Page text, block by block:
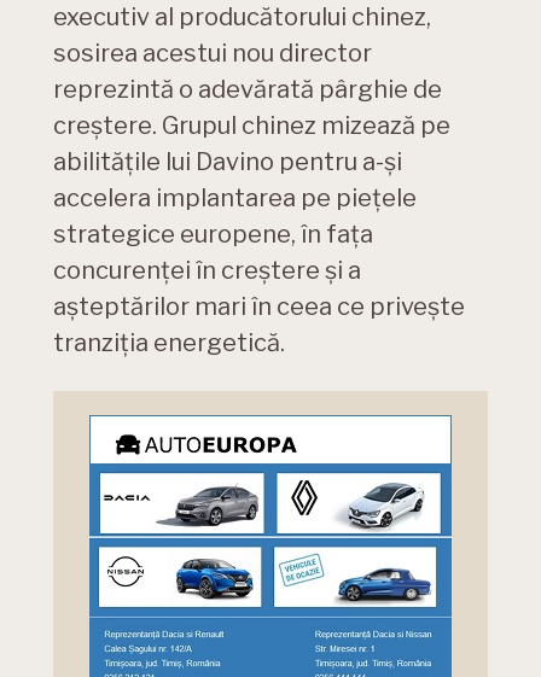
executiv al producătorului chinez,
sosirea acestui nou director
reprezintă o adevărată pârghie de
creștere. Grupul chinez mizează pe
abilitățile lui Davino pentru a-și
accelera implantarea pe piețele
strategice europene, în fața
concurenței în creștere și a
așteptărilor mari în ceea ce privește
tranziția energetică.